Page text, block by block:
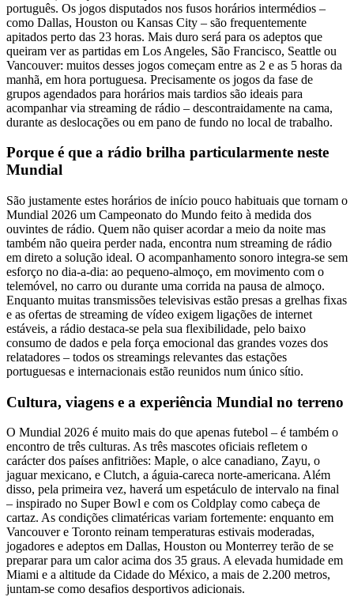
português. Os jogos disputados nos fusos horários intermédios –
como Dallas, Houston ou Kansas City – são frequentemente
apitados perto das 23 horas. Mais duro será para os adeptos que
queiram ver as partidas em Los Angeles, São Francisco, Seattle ou
Vancouver: muitos desses jogos começam entre as 2 e as 5 horas da
manhã, em hora portuguesa. Precisamente os jogos da fase de
grupos agendados para horários mais tardios são ideais para
acompanhar via streaming de rádio – descontraidamente na cama,
durante as deslocações ou em pano de fundo no local de trabalho.
Porque é que a rádio brilha particularmente neste
Mundial
São justamente estes horários de início pouco habituais que tornam o
Mundial 2026 um Campeonato do Mundo feito à medida dos
ouvintes de rádio. Quem não quiser acordar a meio da noite mas
também não queira perder nada, encontra num streaming de rádio
em direto a solução ideal. O acompanhamento sonoro integra-se sem
esforço no dia-a-dia: ao pequeno-almoço, em movimento com o
telemóvel, no carro ou durante uma corrida na pausa de almoço.
Enquanto muitas transmissões televisivas estão presas a grelhas fixas
e as ofertas de streaming de vídeo exigem ligações de internet
estáveis, a rádio destaca-se pela sua flexibilidade, pelo baixo
consumo de dados e pela força emocional das grandes vozes dos
relatadores – todos os streamings relevantes das estações
portuguesas e internacionais estão reunidos num único sítio.
Cultura, viagens e a experiência Mundial no terreno
O Mundial 2026 é muito mais do que apenas futebol – é também o
encontro de três culturas. As três mascotes oficiais refletem o
carácter dos países anfitriões: Maple, o alce canadiano, Zayu, o
jaguar mexicano, e Clutch, a águia-careca norte-americana. Além
disso, pela primeira vez, haverá um espetáculo de intervalo na final
– inspirado no Super Bowl e com os Coldplay como cabeça de
cartaz. As condições climatéricas variam fortemente: enquanto em
Vancouver e Toronto reinam temperaturas estivais moderadas,
jogadores e adeptos em Dallas, Houston ou Monterrey terão de se
preparar para um calor acima dos 35 graus. A elevada humidade em
Miami e a altitude da Cidade do México, a mais de 2.200 metros,
juntam-se como desafios desportivos adicionais.